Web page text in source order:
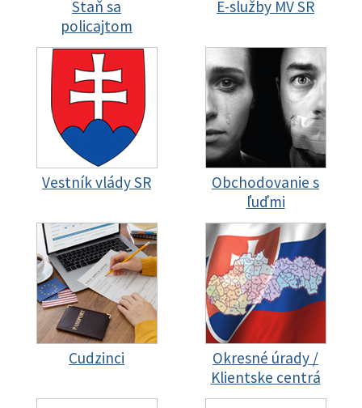
Staň sa
policajtom
E-služby MV SR
Vestník vlády SR
Obchodovanie s
ľuďmi
Cudzinci
Okresné úrady /
Klientske centrá